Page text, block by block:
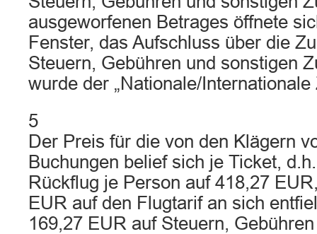
ausgeworfenen Betrages öffnete
Fenster, das Aufschluss über die
Steuern, Gebühren und sonstigen
wurde der „Nationale/
5
Der Preis für die von den Klägern
Buchungen belief sich je Ticket,
Rückflug je Person auf 418,27
EUR auf den Flugtarif an sich
169,27 EUR auf Steuern,